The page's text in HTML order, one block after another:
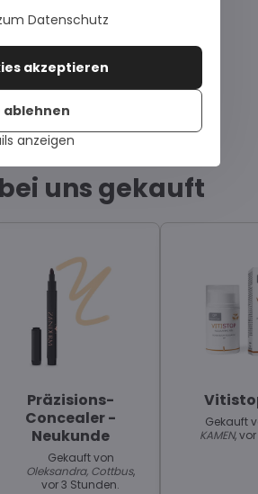
uns gekauft
Präzisions-
Concealer -
Neukunde
Gekauft von
Oleksandra, Cottbus,
vor 3 Stunden.
Gekauft
KAMEN,
Datenschutz
anzeigen
akzeptieren
ablehnen